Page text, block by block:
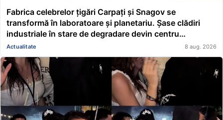
Fabrica celebrelor țigări Carpați și Snagov se
transformă în laboratoare și planetariu. Șase clădiri
industriale în stare de degradare devin centru
educațional și științific
Actualitate 8 aug. 2026